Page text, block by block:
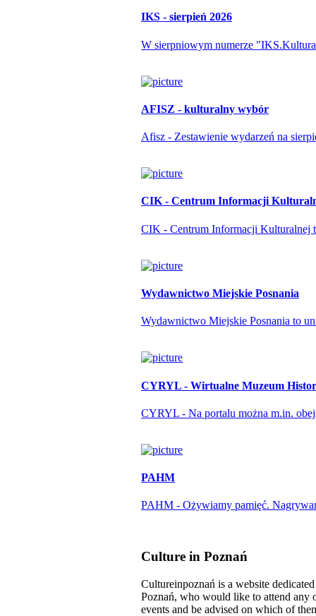
IKS - sierpień 2026
W sierpniowym numerze
AFISZ - kulturalny wybór
Afisz - Zestawienie wydarzeń na
CIK - Centrum Informacji
CIK - Centrum Informacji Kulturalnej
Wydawnictwo Miejskie Posnania
Wydawnictwo Miejskie Posnania to
CYRYL - Wirtualne Muzeum
CYRYL - Na portalu można m.in.
PAHM
PAHM - Ożywiamy pamięć.
Culture in Poznań
Cultureinpoznań is a website
Poznań, who would like to attend any
events and be advised on which of